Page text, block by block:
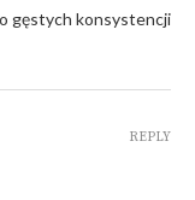
gęstych konsystencji
REPLY